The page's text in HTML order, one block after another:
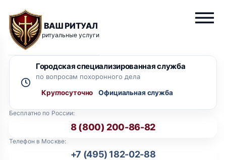
ВАШ РИТУАЛ
ритуальные услуги
Бесплатно по России:
8 (800) 200-86-82
Телефон в Москве:
+7 (495) 182-02-88
Городская специализированная служба
по вопросам похоронного дела
Круглосуточно